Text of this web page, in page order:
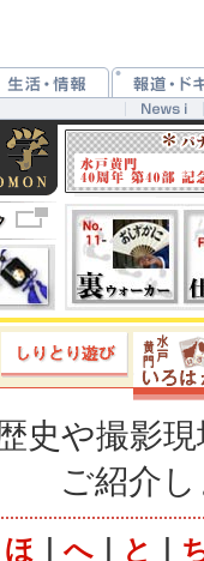
史や撮影
ご紹介
ほ へ と